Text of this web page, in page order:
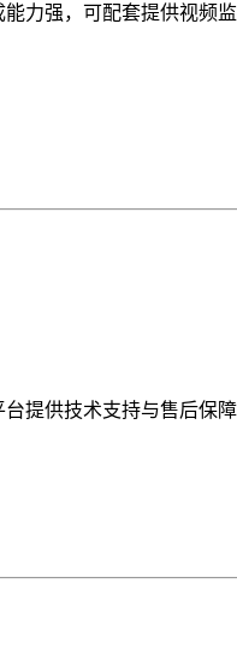
力强，可配套提供视频
提供技术支持与售后保